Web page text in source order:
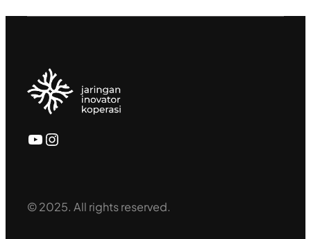
YouTube Instagram
© 2025. All rights reserved.